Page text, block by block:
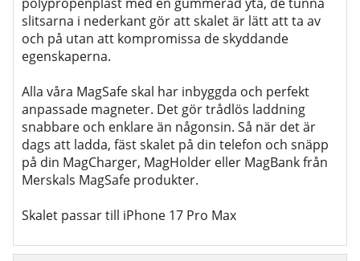
slitsarna i nederkant gör att skalet är lätt att ta av
och på utan att kompromissa de skyddande
egenskaperna.
Alla våra MagSafe skal har inbyggda och perfekt
anpassade magneter. Det gör trådlös laddning
snabbare och enklare än någonsin. Så när det är
dags att ladda, fäst skalet på din telefon och snäpp
på din MagCharger, MagHolder eller MagBank från
Merskals MagSafe produkter.
Skalet passar till iPhone 17 Pro Max